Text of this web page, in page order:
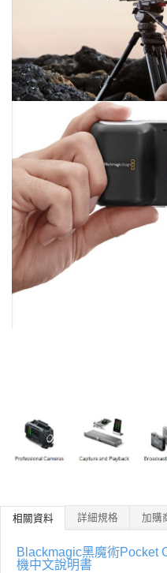
相關資料 詳細規格 加購
Blackmagic黑魔術Pocket
機中文說明書